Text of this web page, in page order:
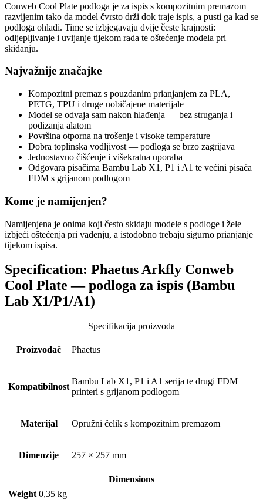
Conweb Cool Plate podloga je za ispis s kompozitnim premazom
razvijenim tako da model čvrsto drži dok traje ispis, a pusti ga kad se
podloga ohladi. Time se izbjegavaju dvije česte krajnosti:
odljepljivanje i uvijanje tijekom rada te oštećenje modela pri
skidanju.
Najvažnije značajke
Kompozitni premaz s pouzdanim prianjanjem za PLA,
PETG, TPU i druge uobičajene materijale
Model se odvaja sam nakon hlađenja — bez struganja i
podizanja alatom
Površina otporna na trošenje i visoke temperature
Dobra toplinska vodljivost — podloga se brzo zagrijava
Jednostavno čišćenje i višekratna uporaba
Odgovara pisačima Bambu Lab X1, P1 i A1 te većini pisača
FDM s grijanom podlogom
Kome je namijenjen?
Namijenjena je onima koji često skidaju modele s podloge i žele
izbjeći oštećenja pri vađenju, a istodobno trebaju sigurno prianjanje
tijekom ispisa.
Specification: Phaetus Arkfly Conweb
Cool Plate — podloga za ispis (Bambu
Lab X1/P1/A1)
Specifikacija proizvoda
Proizvođač Phaetus
Kompatibilnost
Bambu Lab X1, P1 i A1 serija te drugi FDM
printeri s grijanom podlogom
Materijal Opružni čelik s kompozitnim premazom
Dimenzije 257 × 257 mm
Dimensions
Weight 0,35 kg